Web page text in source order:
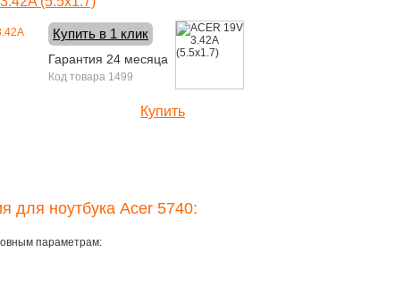
Купить в 1 клик
Гарантия 24 месяца
Код товара 1499
Купить
для ноутбука Acer 5740:
параметрам: